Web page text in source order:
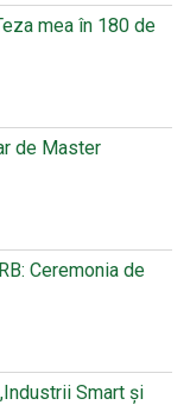
mea în 180 de
de Master
Ceremonia de
Smart și